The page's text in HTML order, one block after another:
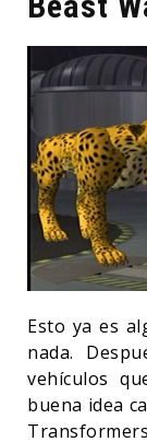
Esto ya es
nada.
vehículos
buena idea